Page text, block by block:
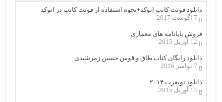
دانلود فونت کاتب اتوکد+نحوه استفاده از فونت کاتب در اتوکد
7 آگوست 2017
فروش پایانامه های معماری
12 آوریل 2015
دانلود رایگان کتاب طاق و قوس حسین زمرشیدی
7 نوامبر 2016
دانلود نویفرت ۲۰۱۴
14 آوریل 2015